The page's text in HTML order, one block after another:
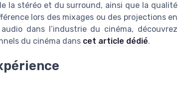
la stéréo et du surround, ainsi que la qualité
lors des mixages ou des projections en
dans l’industrie du cinéma, découvrez
du cinéma dans cet article dédié.